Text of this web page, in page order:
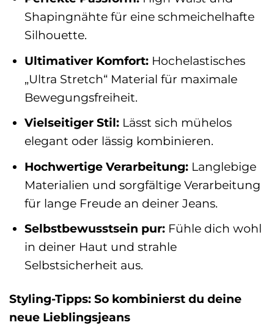
Shapingnähte für eine schmeichelhafte
Silhouette.
Ultimativer Komfort:Hochelastisches
„Ultra Stretch“ Material für maximale
Bewegungsfreiheit.
Vielseitiger Stil:Lässt sich mühelos
elegant oder lässig kombinieren.
Hochwertige Verarbeitung:Langlebige
Materialien und sorgfältige Verarbeitung
für lange Freude an deiner Jeans.
Selbstbewusstsein pur:Fühle dich wohl
in deiner Haut und strahle
Selbstsicherheit aus.
Styling-Tipps: So kombinierst du deine
neue Lieblingsjeans